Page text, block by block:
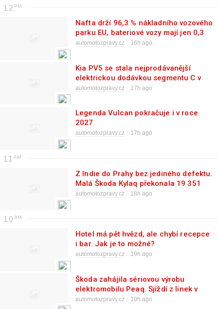
12
Nafta drží 96,3 % nákladního vozového
parku EU, bateriové vozy mají jen 0,3
%
automotozpravy.cz 16h ago
Kia PV5 se stala nejprodávanější
elektrickou dodávkou segmentu C v
Evropě
automotozpravy.cz 17h ago
Legenda Vulcan pokračuje i v roce
2027
automotozpravy.cz 17h ago
11
Z Indie do Prahy bez jediného defektu.
Malá Škoda Kylaq překonala 19 351
km a 13 zemí
automotozpravy.cz 18h ago
10
Hotel má pět hvězd, ale chybí recepce
i bar. Jak je to možné?
automotozpravy.cz 19h ago
Škoda zahájila sériovou výrobu
elektromobilu Peaq. Sjíždí z linek v
Mladé Boleslavi vedle Elroqu a
automotozpravy.cz 19h ago